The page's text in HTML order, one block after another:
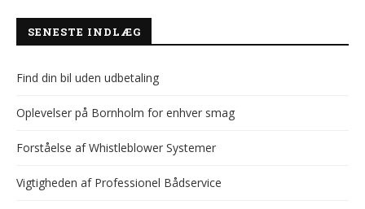
SENESTE INDLÆG
Find din bil uden udbetaling
Oplevelser på Bornholm for enhver smag
Forståelse af Whistleblower Systemer
Vigtigheden af Professionel Bådservice